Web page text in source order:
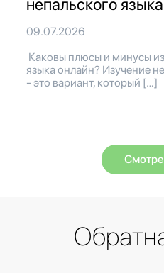
непальского языка
09.07.2026
Каковы плюсы и минусы
языка онлайн? Изучение
- это вариант, который […]